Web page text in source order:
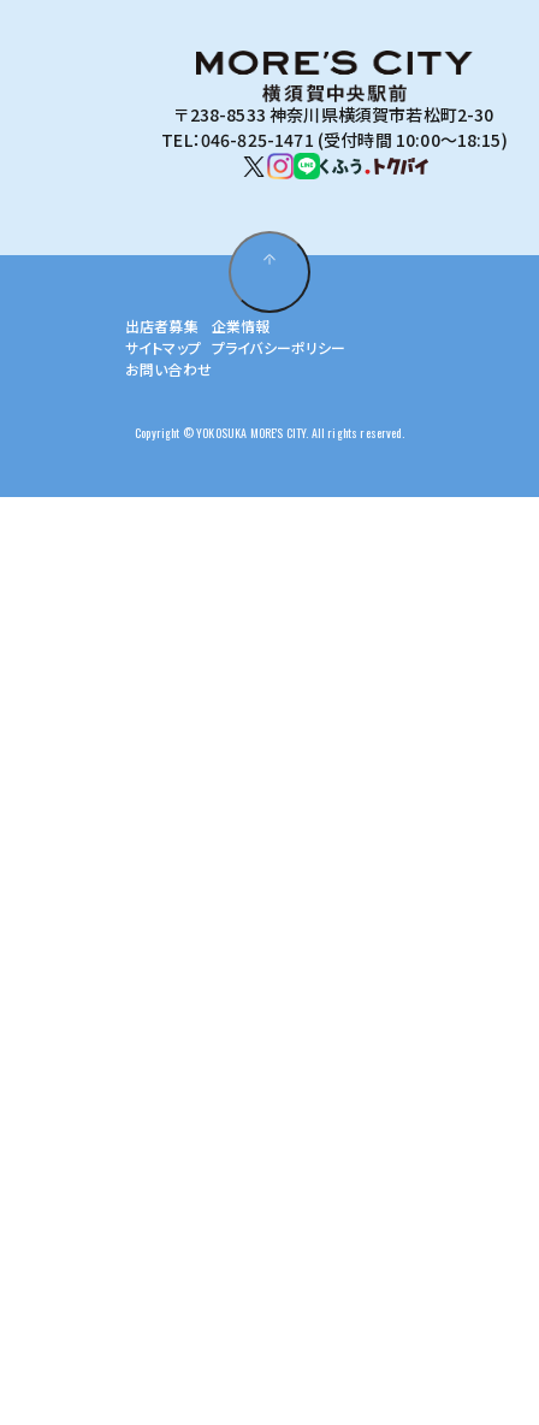
〒238-8533 神奈川県横須賀市若松町2-30
TEL：046-825-1471 (受付時間 10:00～18:15)
出店者募集
企業情報
サイトマップ プライバシーポリシー
お問い合わせ
Copyright © YOKOSUKA MORE'S CITY. All rights reserved.